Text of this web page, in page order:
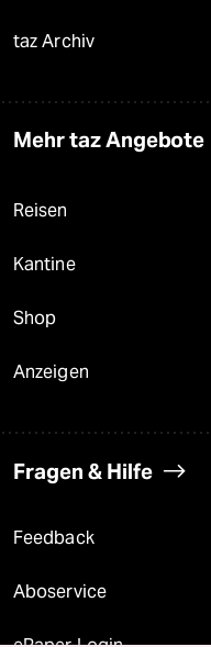
taz Archiv
Mehr taz Angebote
Reisen
Kantine
Shop
Anzeigen
Fragen & Hilfe
Feedback
Aboservice